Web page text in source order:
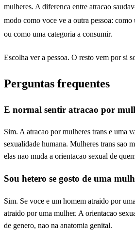
mulheres. A diferenca entre atracao
modo como voce ve a outra pessoa:
ou como uma categoria a consumir.
Escolha ver a pessoa. O resto vem por si
Perguntas frequentes
E normal sentir atracao por
Sim. A atracao por mulheres trans e uma
sexualidade humana. Mulheres trans sao
elas nao muda a orientacao sexual de
Sou hetero se gosto de uma
Sim. Se voce e um homem atraido por
atraido por uma mulher. A orientacao
de genero, nao na anatomia genital.